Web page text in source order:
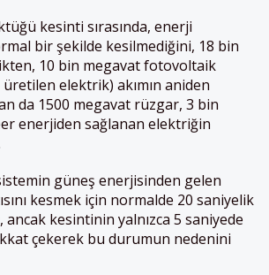
kesinti sırasında, enerji
bir şekilde kesilmediğini, 18 bin
10 bin megavat fotovoltaik
elektrik) akımın aniden
da 1500 megavat rüzgar, 3 bin
enerjiden sağlanan elektriğin
güneş enerjisinden gelen
kesmek için normalde 20 saniyelik
ancak kesintinin yalnızca 5 saniyede
çekerek bu durumun nedenini